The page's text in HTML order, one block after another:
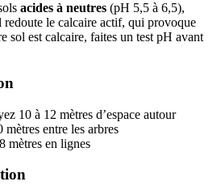
acides à neutres (pH 5,5 à 6,5),
le calcaire actif, qui provoque
sol est calcaire, faites un test pH avant
10 à 12 mètres d’espace autour
mètres entre les arbres
mètres en lignes